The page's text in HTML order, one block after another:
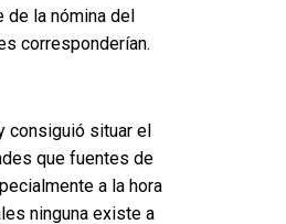
de la nómina del
corresponderían.
consiguió situar el
que fuentes de
a la hora
ninguna existe a